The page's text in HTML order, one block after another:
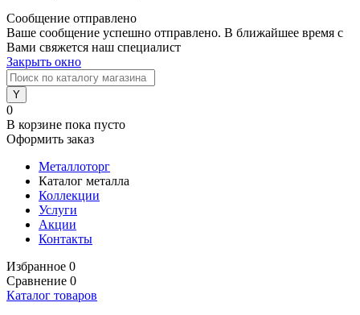
Сообщение отправлено
Ваше сообщение успешно отправлено. В ближайшее время с
Вами свяжется наш специалист
Закрыть окно
0
В корзине пока пусто
Оформить заказ
Металлоторг
Каталог металла
Коллекции
Услуги
Акции
Контакты
Избранное 0
Сравнение 0
Каталог товаров